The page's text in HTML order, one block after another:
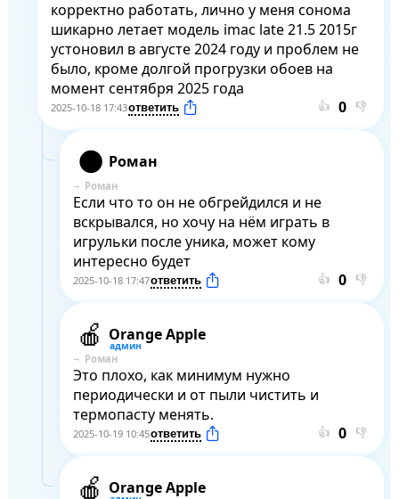
корректно работать, лично у меня сонома
шикарно летает модель imac late 21.5 2015г
устоновил в августе 2024 году и проблем не
было, кроме долгой прогрузки обоев на
момент сентября 2025 года
2025-10-18 17:43 👍 👎
Роман
Роман
Если что то он не обгрейдился и не
вскрывался, но хочу на нём играть в
игрульки после уника, может кому
интересно будет
2025-10-18 17:47 👍 👎
Orange Apple
Роман
Это плохо, как минимум нужно
периодически и от пыли чистить и
термопасту менять.
2025-10-19 10:45 👍 👎
Orange Apple